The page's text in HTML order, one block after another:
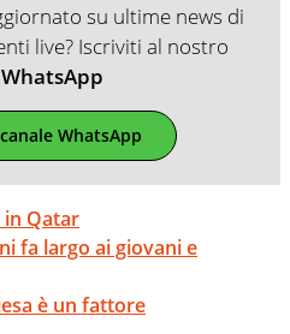
su ultime news di
live? Iscriviti al nostro
WhatsApp
WhatsApp
in Qatar
fa largo ai giovani e
è un fattore